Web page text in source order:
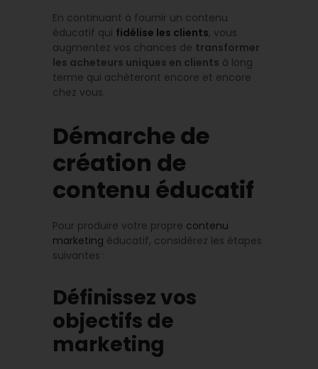
En continuant à fournir un contenu
éducatif qui fidélise les clients, vous
augmentez vos chances de transformer
les acheteurs uniques en clients à long
terme qui achèteront encore et encore
chez vous.
Démarche de
création de
contenu éducatif
Pour produire votre propre contenu
marketing éducatif, considérez les étapes
suivantes :
Définissez vos
objectifs de
marketing